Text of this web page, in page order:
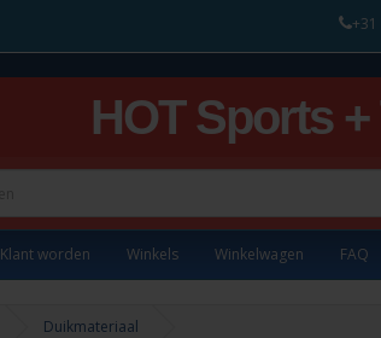
HOT Sports +
Klant worden Winkels Winkelwagen FAQ
Duikmateriaal